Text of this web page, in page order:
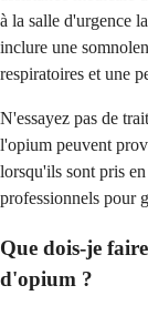
à la salle d'urgence
inclure une
respiratoires et une
N'essayez pas de
l'opium peuvent
lorsqu'ils sont pris
professionnels pour
Que dois-je
d'opium ?